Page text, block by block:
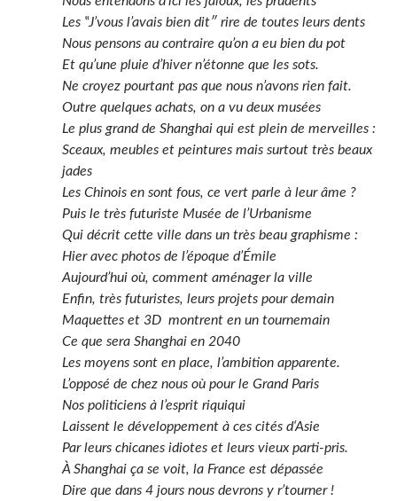
Les ‟J’vous l’avais bien dit″ rire de toutes leurs dents
Nous pensons au contraire qu’on a eu bien du pot
Et qu’une pluie d’hiver n’étonne que les sots.
Ne croyez pourtant pas que nous n’avons rien fait.
Outre quelques achats, on a vu deux musées
Le plus grand de Shanghai qui est plein de merveilles :
Sceaux, meubles et peintures mais surtout très beaux
jades
Les Chinois en sont fous, ce vert parle à leur âme ?
Puis le très futuriste Musée de l’Urbanisme
Qui décrit cette ville dans un très beau graphisme :
Hier avec photos de l’époque d’Émile
Aujourd’hui où, comment aménager la ville
Enfin, très futuristes, leurs projets pour demain
Maquettes et 3D montrent en un tournemain
Ce que sera Shanghai en 2040
Les moyens sont en place, l’ambition apparente.
L’opposé de chez nous où pour le Grand Paris
Nos politiciens à l’esprit riquiqui
Laissent le développement à ces cités d‘Asie
Par leurs chicanes idiotes et leurs vieux parti-pris.
À Shanghai ça se voit, la France est dépassée
Dire que dans 4 jours nous devrons y r’tourner !